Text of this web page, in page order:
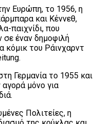
Ευρώπη, το 1956, η
και Κέννεθ,
παιχνίδι, που
σε έναν δημοφιλή
κόμικ του Ράινχαρντ
Γερμανία το 1955 και
αγορά μόνο για
Πολιτείες, η